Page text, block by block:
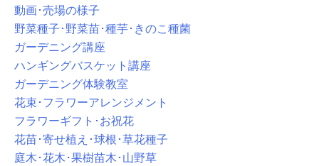
動画･売場の様子
野菜種子･野菜苗･種芋･きのこ種菌
ガーデニング講座
ハンギングバスケット講座
ガーデニング体験教室
花束･フラワーアレンジメント
フラワーギフト･お祝花
花苗･寄せ植え･球根･草花種子
庭木･花木･果樹苗木･山野草